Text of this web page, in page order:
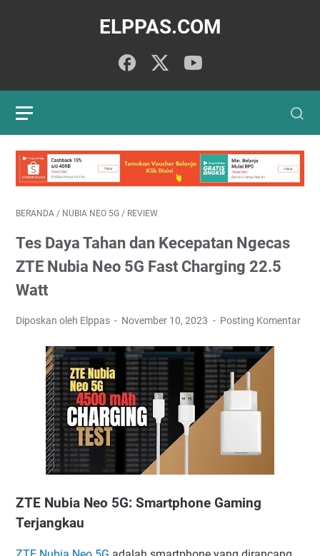
ELPPAS.COM
BERANDA / NUBIA NEO 5G / REVIEW
Tes Daya Tahan dan Kecepatan Ngecas
ZTE Nubia Neo 5G Fast Charging 22.5
Watt
Diposkan oleh Elppas November 10, 2023 Posting Komentar
ZTE Nubia Neo 5G: Smartphone Gaming
Terjangkau